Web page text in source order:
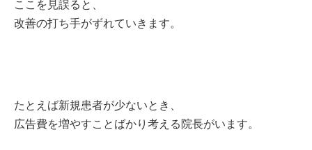
ここを見誤ると、
改善の打ち手がずれていきます。
たとえば新規患者が少ないとき、
広告費を増やすことばかり考える院長がいます。